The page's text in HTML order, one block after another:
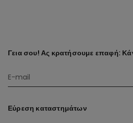
Γεια σου! Ας κρατήσουμε επαφή:
Εύρεση καταστημάτων